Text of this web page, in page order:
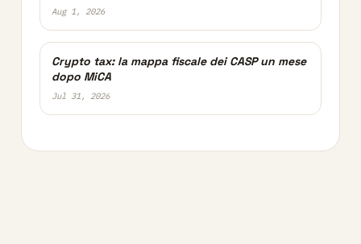
Aug 1, 2026
Crypto tax: la mappa fiscale dei CASP un mese
dopo MiCA
Jul 31, 2026